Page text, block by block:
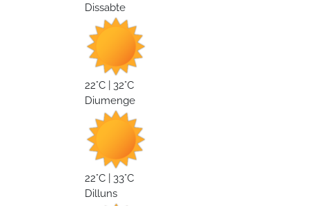
Dissabte
22°C | 32°C
Diumenge
22°C | 33°C
Dilluns